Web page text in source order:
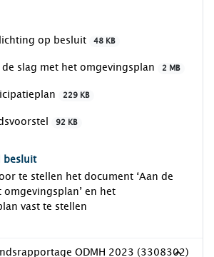
op besluit
48 KB
slag met het omgevingsplan 2 MB
229 KB
92 KB
besluit
te stellen het document ‘Aan de
omgevingsplan’ en het
vast te stellen
ODMH 2023 (3308302)